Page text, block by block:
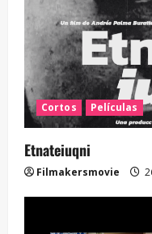
Cortos Películas
Etnateiuqni
Filmakersmovie